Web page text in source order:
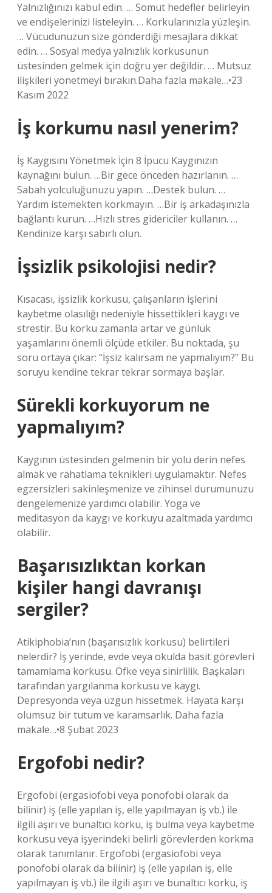
Yalnızlığınızı kabul edin. … Somut hedefler belirleyin
ve endişelerinizi listeleyin. … Korkularınızla yüzleşin.
… Vücudunuzun size gönderdiği mesajlara dikkat
edin. … Sosyal medya yalnızlık korkusunun
üstesinden gelmek için doğru yer değildir. … Mutsuz
ilişkileri yönetmeyi bırakın.Daha fazla makale…•23
Kasım 2022
İş korkumu nasıl yenerim?
İş Kaygısını Yönetmek İçin 8 İpucu Kaygınızın
kaynağını bulun. …Bir gece önceden hazırlanın. …
Sabah yolculuğunuzu yapın. …Destek bulun. …
Yardım istemekten korkmayın. …Bir iş arkadaşınızla
bağlantı kurun. …Hızlı stres gidericiler kullanın. …
Kendinize karşı sabırlı olun.
İşsizlik psikolojisi nedir?
Kısacası, işsizlik korkusu, çalışanların işlerini
kaybetme olasılığı nedeniyle hissettikleri kaygı ve
strestir. Bu korku zamanla artar ve günlük
yaşamlarını önemli ölçüde etkiler. Bu noktada, şu
soru ortaya çıkar: “İşsiz kalırsam ne yapmalıyım?” Bu
soruyu kendine tekrar tekrar sormaya başlar.
Sürekli korkuyorum ne
yapmalıyım?
Kaygının üstesinden gelmenin bir yolu derin nefes
almak ve rahatlama teknikleri uygulamaktır. Nefes
egzersizleri sakinleşmenize ve zihinsel durumunuzu
dengelemenize yardımcı olabilir. Yoga ve
meditasyon da kaygı ve korkuyu azaltmada yardımcı
olabilir.
Başarısızlıktan korkan
kişiler hangi davranışı
sergiler?
Atikiphobia’nın (başarısızlık korkusu) belirtileri
nelerdir? İş yerinde, evde veya okulda basit görevleri
tamamlama korkusu. Öfke veya sinirlilik. Başkaları
tarafından yargılanma korkusu ve kaygı.
Depresyonda veya üzgün hissetmek. Hayata karşı
olumsuz bir tutum ve karamsarlık. Daha fazla
makale…•8 Şubat 2023
Ergofobi nedir?
Ergofobi (ergasiofobi veya ponofobi olarak da
bilinir) iş (elle yapılan iş, elle yapılmayan iş vb.) ile
ilgili aşırı ve bunaltıcı korku, iş bulma veya kaybetme
korkusu veya işyerindeki belirli görevlerden korkma
olarak tanımlanır. Ergofobi (ergasiofobi veya
ponofobi olarak da bilinir) iş (elle yapılan iş, elle
yapılmayan iş vb.) ile ilgili aşırı ve bunaltıcı korku, iş